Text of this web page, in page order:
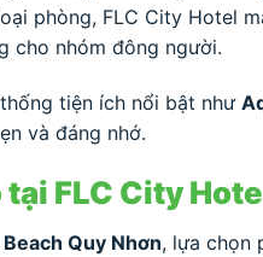
phòng, FLC City Hotel
cho nhóm đông người.
tiện ích nổi bật như
và đáng nhớ.
FLC City
Quy Nhơn, lựa chọn